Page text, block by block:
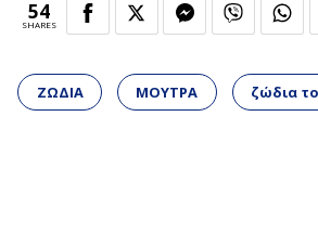
54
SHARES
ΖΩΔΙΑ ΜΟΥΤΡΑ ζώδια